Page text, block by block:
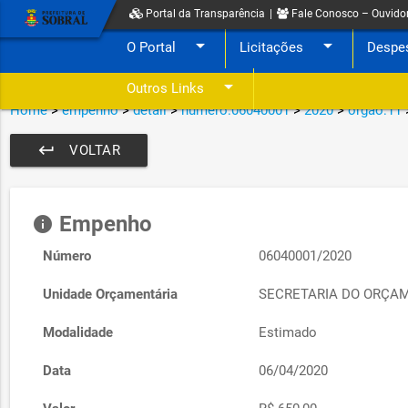
Portal da Transparência Fale Conosco –
O Portal arrow_drop_down Licitações arrow_drop_down
Outros Links arrow_drop_down
Home>empenho>detail>numero:06040001>2020>orgao:11
VOLTAR
keyboard_return
info Empenho
Número 06040001/2020
Unidade Orçamentária SECRETARIA DO
Modalidade Estimado
Data 06/04/2020